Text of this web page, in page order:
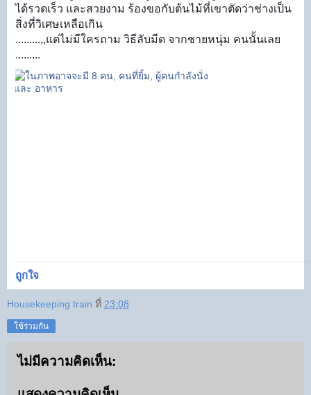
ได้รวดเร็ว และสวยงาม ร้องขอกับต้นไม้ที่เขาตัดว่าช่างเป็น
สิ่งที่วิเศษเหลือเกิน
.........,,แต่ไม่มีใครถาม วิธีลับมีด จากชายหนุ่ม คนนั้นเลย
.........
ถูกใจ
Housekeeping train ที่ 23:08
ใช้ร่วมกัน
ไม่มีความคิดเห็น: